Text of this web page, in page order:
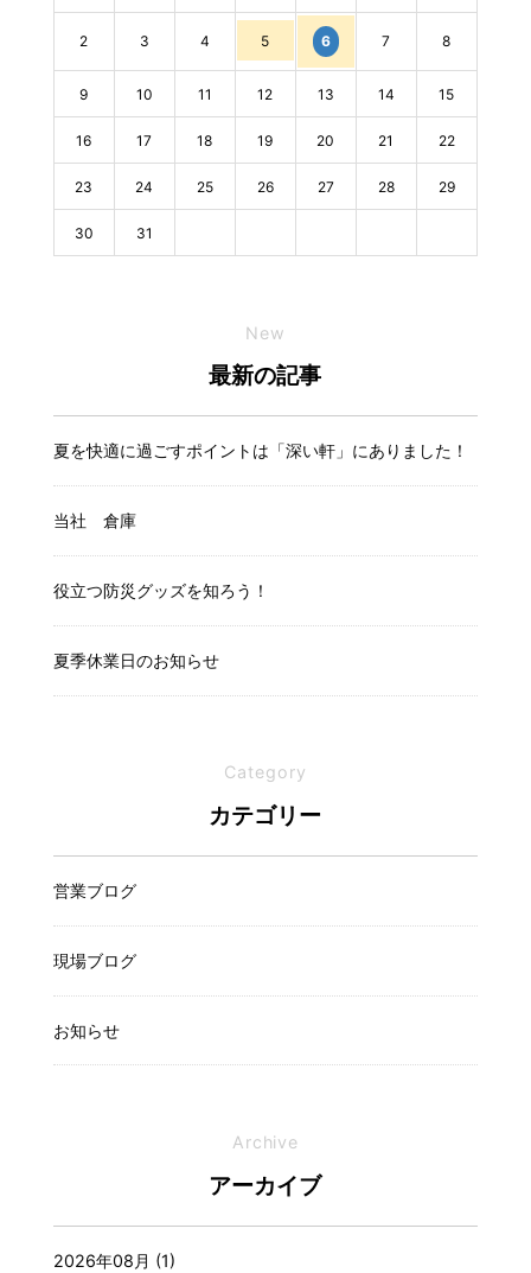
2 3 4 5 6 7 8
9 10 11 12 13 14 15
16 17 18 19 20 21 22
23 24 25 26 27 28 29
30 31
New
最新の記事
夏を快適に過ごすポイントは「深い軒」にありました！
当社 倉庫
役立つ防災グッズを知ろう！
夏季休業日のお知らせ
Category
カテゴリー
営業ブログ
現場ブログ
お知らせ
Archive
アーカイブ
2026年08月 (1)